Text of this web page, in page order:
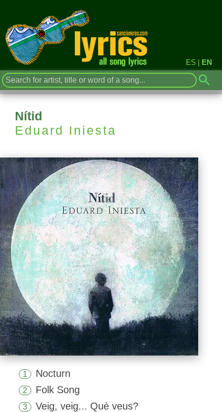
ES | EN
Nítid
Eduard Iniesta
1 Nocturn
2 Folk Song
3 Veig, veig... Què veus?